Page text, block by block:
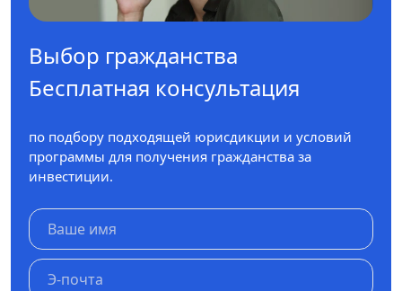
Выбор гражданства
Бесплатная консультация
по подбору подходящей юрисдикции и условий
программы для получения гражданства за
инвестиции.